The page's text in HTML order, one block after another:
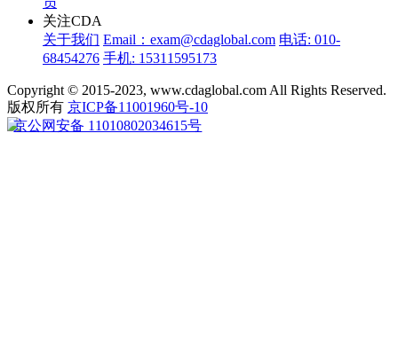
关注CDA
关于我们 Email：exam@cdaglobal.com 电话: 010-
68454276 手机: 15311595173
Copyright © 2015-2023, www.cdaglobal.com All Rights Reserved.
版权所有 京ICP备11001960号-10
京公网安备 11010802034615号